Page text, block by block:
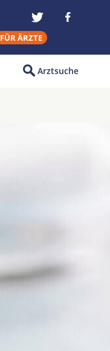
FÜR ÄRZTE
Arztsuche